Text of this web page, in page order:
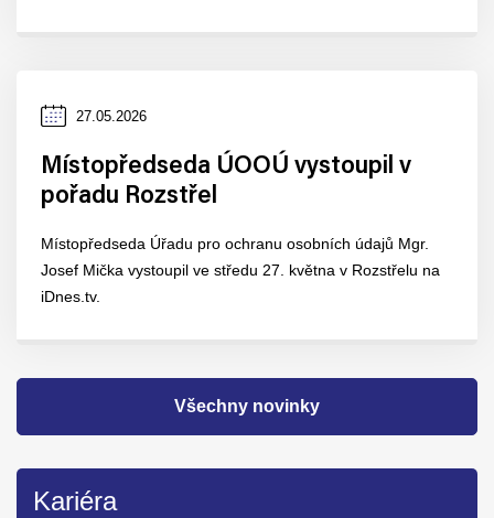
Datum
27.05.2026
Místopředseda ÚOOÚ vystoupil v
pořadu Rozstřel
Místopředseda Úřadu pro ochranu osobních údajů Mgr.
Josef Mička vystoupil ve středu 27. května v Rozstřelu na
iDnes.tv.
Všechny novinky
Kariéra